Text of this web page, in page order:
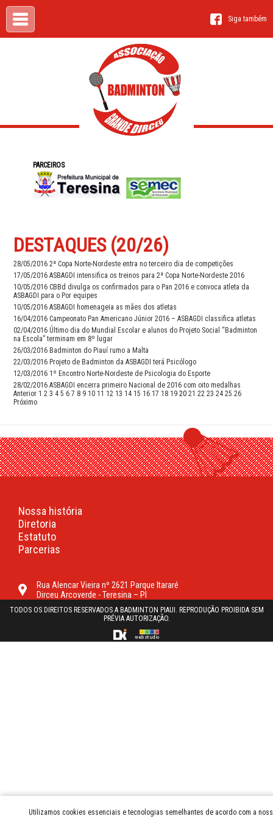
Siga também
PARCEIROS
DESTAQUES (20/26)
28/05/2016 2ª Copa Norte-Nordeste entra no terceiro dia de competições
17/05/2016 ASBAGDI intensifica os treinos para 2ª Copa Norte-Nordeste 2016
10/05/2016 CBBd divulga os confirmados para o Pan 2016 e convoca atleta da
ASBAGDI para o Por equipes
10/05/2016 ASBAGDI homenageia as mães dos atletas
16/04/2016 Campeonato Pan Americano Júnior 2016 – ASBAGDI classifica atletas
02/04/2016 Último dia do Mundial Escolar e alunos do Projeto Social “Badminton
na Escola” terminam em 8º lugar
26/03/2016 Badminton do Piauí rumo a Malta
22/03/2016 Projeto de Badminton da ASBAGDI terá Psicólogo
12/03/2016 1º Encontro Norte-Nordeste de Psicologia do Esporte
28/02/2016 ASBAGDI encerra primeiro Nacional de 2016 com oito medalhas
Anterior 1 2 3 4 5 6 7 8 9 10 11 12 13 14 15 16 17 18 19 2021 22 23 24 25 26
Próximo
Nossa história
Diretoria
Estatuto
Parcerias
Rua Alencar Vieira nº 2621 Parque Itararé
Dirceu Arcoverde - Teresina – PI
TODOS OS DIREITOS RESERVADOS A BADMINTON PIAUI. REPRODUÇÃO PROIBIDA SEM
PRÉVIA AUTORIZAÇÃO.
Utilizamos cookies essenciais e tecnologias semelhantes de acordo com a